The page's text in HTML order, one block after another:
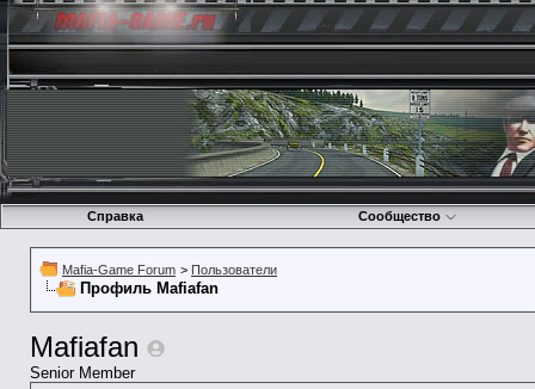
Справка Сообщество
Mafia-Game Forum > Пользователи
Профиль Mafiafan
Mafiafan
Senior Member